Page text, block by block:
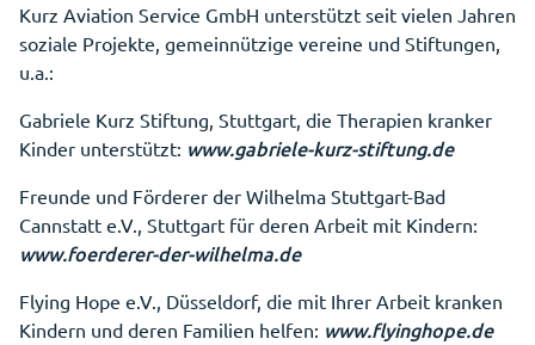
Kurz Aviation Service GmbH unterstützt seit vielen Jahren
soziale Projekte, gemeinnützige vereine und Stiftungen,
u.a.:
Gabriele Kurz Stiftung, Stuttgart, die Therapien kranker
Kinder unterstützt: www.gabriele-kurz-stiftung.de
Freunde und Förderer der Wilhelma Stuttgart-Bad
Cannstatt e.V., Stuttgart für deren Arbeit mit Kindern:
www.foerderer-der-wilhelma.de
Flying Hope e.V., Düsseldorf, die mit Ihrer Arbeit kranken
Kindern und deren Familien helfen: www.flyinghope.de